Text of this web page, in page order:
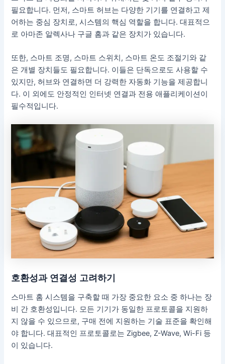
필요합니다. 먼저, 스마트 허브는 다양한 기기를 연결하고 제
어하는 중심 장치로, 시스템의 핵심 역할을 합니다. 대표적으
로 아마존 알렉사나 구글 홈과 같은 장치가 있습니다.
또한, 스마트 조명, 스마트 스위치, 스마트 온도 조절기와 같
은 개별 장치들도 필요합니다. 이들은 단독으로도 사용할 수
있지만, 허브와 연결하면 더 강력한 자동화 기능을 제공합니
다. 이 외에도 안정적인 인터넷 연결과 전용 애플리케이션이
필수적입니다.
호환성과 연결성 고려하기
스마트 홈 시스템을 구축할 때 가장 중요한 요소 중 하나는 장
비 간 호환성입니다. 모든 기기가 동일한 프로토콜을 지원하
지 않을 수 있으므로, 구매 전에 지원하는 기술 표준을 확인해
야 합니다. 대표적인 프로토콜로는 Zigbee, Z-Wave, Wi-Fi 등
이 있습니다.